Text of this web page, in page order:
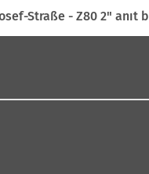
Straße - Z80 2"